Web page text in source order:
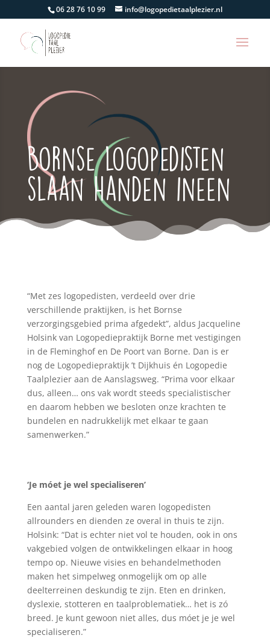
06 28 76 10 99 info@logopedietaalplezier.nl
Bornse logopedisten
slaan handen ineen
“Met zes logopedisten, verdeeld over drie
verschillende praktijken, is het Bornse
verzorgingsgebied prima afgedekt”, aldus Jacqueline
Holsink van Logopediepraktijk Borne met vestigingen
in de Fleminghof en De Poort van Borne. Dan is er
nog de Logopediepraktijk ’t Dijkhuis én Logopedie
Taalplezier aan de Aanslagsweg. “Prima voor elkaar
dus, alleen… ons vak wordt steeds specialistischer
en daarom hebben we besloten onze krachten te
bundelen en nadrukkelijk met elkaar te gaan
samenwerken.”
‘Je móet je wel specialiseren’
Een aantal jaren geleden waren logopedisten
allrounders en dienden ze overal in thuis te zijn.
Holsink: “Dat is echter niet vol te houden, ook in ons
vakgebied volgen de ontwikkelingen elkaar in hoog
tempo op. Nieuwe visies en behandelmethoden
maken het simpelweg onmogelijk om op alle
deelterreinen deskundig te zijn. Eten en drinken,
dyslexie, stotteren en taalproblematiek… het is zó
breed. Je kunt gewoon niet alles, dus móet je je wel
specialiseren.”